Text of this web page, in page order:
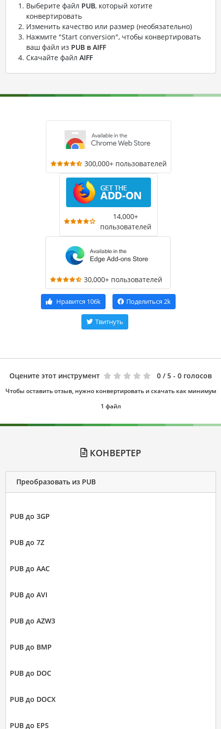
Выберите файл PUB, который хотите
конвертировать
Изменить качество или размер (необязательно)
Нажмите "Start conversion", чтобы конвертировать
ваш файл из PUB в AIFF
Скачайте файл AIFF
300,000+ пользователей
14,000+
пользователей
30,000+ пользователей
Нравится 106k Поделиться 2k
Твитнуть
Оцените этот инструмент 0 / 5 - 0 голосов
Чтобы оставить отзыв, нужно конвертировать и скачать как минимум
1 файл
КОНВЕРТЕР
Преобразовать из PUB
PUB до 3GP
PUB до 7Z
PUB до AAC
PUB до AVI
PUB до AZW3
PUB до BMP
PUB до DOC
PUB до DOCX
PUB до EPS